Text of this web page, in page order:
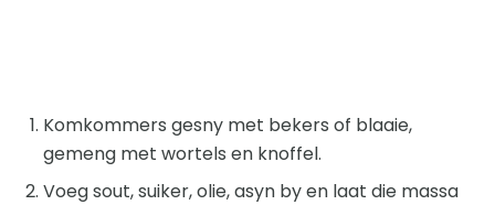
Komkommers gesny met bekers of blaaie,
gemeng met wortels en knoffel.
Voeg sout, suiker, olie, asyn by en laat die massa